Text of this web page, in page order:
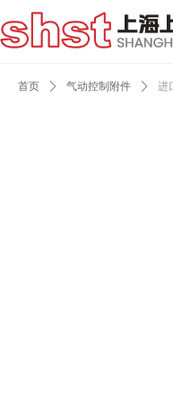
首页 ꄲ 气动控制附件 ꄲ 进